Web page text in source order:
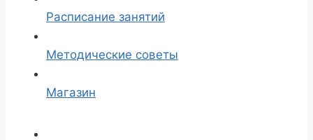
Расписание занятий
Методические советы
Магазин